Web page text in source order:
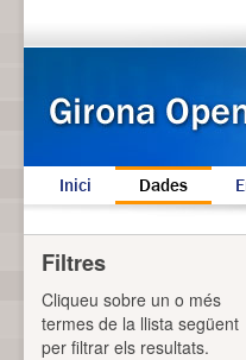
Inici Dades
Filtres
Cliqueu sobre un o més
termes de la llista següent
per filtrar els resultats.